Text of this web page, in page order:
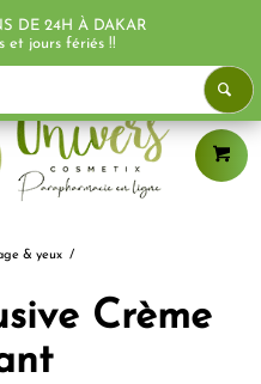
& yeux /
Crème
DE 24H À DAKAR
et jours fériés !!